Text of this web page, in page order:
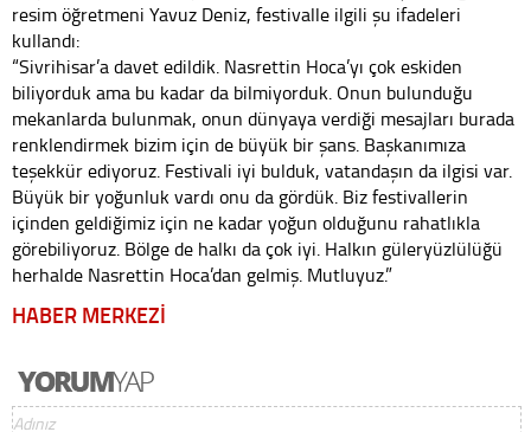
resim öğretmeni Yavuz Deniz, festivalle ilgili şu ifadeleri
kullandı:
“Sivrihisar’a davet edildik. Nasrettin Hoca’yı çok eskiden
biliyorduk ama bu kadar da bilmiyorduk. Onun bulunduğu
mekanlarda bulunmak, onun dünyaya verdiği mesajları burada
renklendirmek bizim için de büyük bir şans. Başkanımıza
teşekkür ediyoruz. Festivali iyi bulduk, vatandaşın da ilgisi var.
Büyük bir yoğunluk vardı onu da gördük. Biz festivallerin
içinden geldiğimiz için ne kadar yoğun olduğunu rahatlıkla
görebiliyoruz. Bölge de halkı da çok iyi. Halkın güleryüzlülüğü
herhalde Nasrettin Hoca’dan gelmiş. Mutluyuz.”
HABER MERKEZİ